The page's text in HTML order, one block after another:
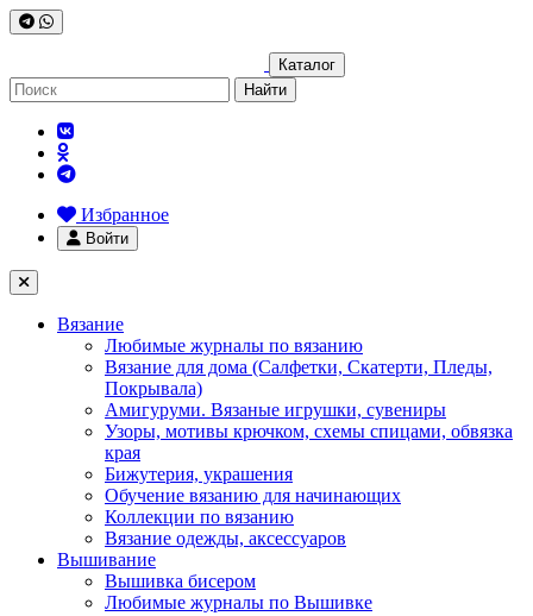
Каталог
Найти
Избранное
Войти
Вязание
Любимые журналы по вязанию
Вязание для дома (Салфетки, Скатерти, Пледы,
Покрывала)
Амигуруми. Вязаные игрушки, сувениры
Узоры, мотивы крючком, схемы спицами, обвязка
края
Бижутерия, украшения
Обучение вязанию для начинающих
Коллекции по вязанию
Вязание одежды, аксессуаров
Вышивание
Вышивка бисером
Любимые журналы по Вышивке